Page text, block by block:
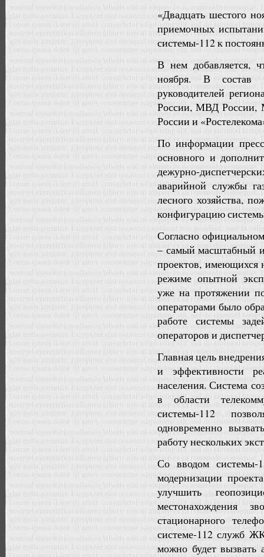
«Двадцать шестого
приемочных
системы-112 к
В нем добавляется,
ноября. В состав
руководителей
России, МВД России,
России и
По информации
основного и
дежурно-
аварийной службы
лесного хозяйства,
конфигурацию
Согласно
– самый масштабный
проектов, имеющихся
режиме опытной
уже на протяжении
операторами было
работе системы
операторов и
Главная цель
и эффективности
населения. Система
в области
системы-112
одновременно
работу нескольких
Со вводом системы-
модернизации
улучшить
местонахождения
стационарного
системе-112 служб
можно будет вызвать